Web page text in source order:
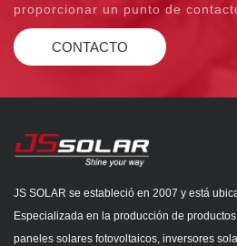
proporcionar un punto de
CONTACTO
JS SOLAR se estableció en 2007 y está
Especializada en la producción de
paneles solares fotovoltaicos, inversores